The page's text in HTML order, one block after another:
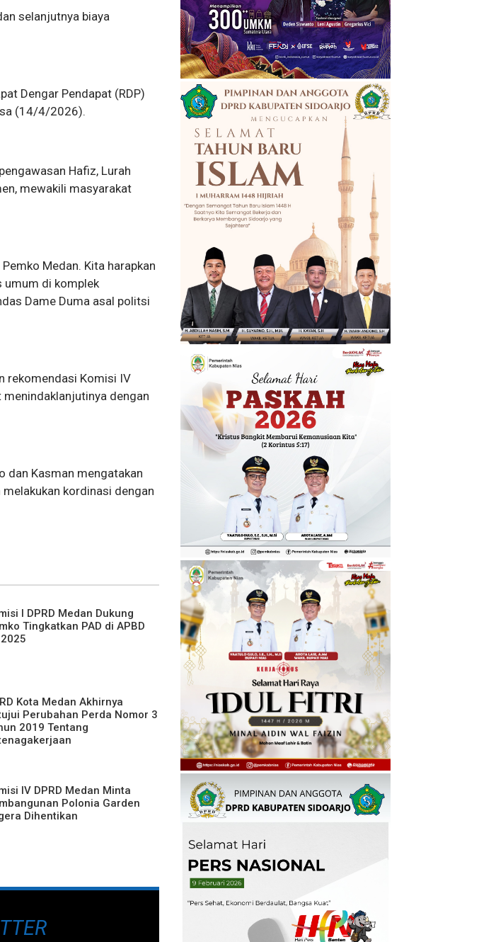
selanjutnya biaya
Dengar Pendapat (RDP)
(14/4/2026).
Hafiz, Lurah
mewakili masyarakat
Medan. Kita harapkan
umum di komplek
Dame Duma asal politsi
rekomendasi Komisi IV
menindaklanjutinya dengan
dan Kasman mengatakan
kordinasi dengan
I DPRD Medan Dukung
Tingkatkan PAD di APBD
Kota Medan Akhirnya
Perubahan Perda Nomor 3
2019 Tentang
IV DPRD Medan Minta
Polonia Garden
Dihentikan